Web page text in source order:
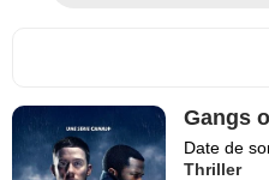
Gangs
Date de
Thriller